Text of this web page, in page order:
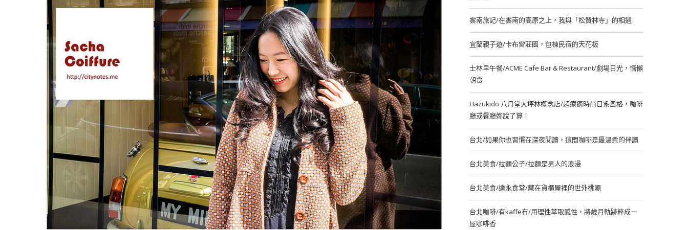
雲南旅記/在雲南的高原之上，我與「松贊林寺」的相遇
宜蘭親子遊/卡布雷莊園，包棟民宿的天花板
士林早午餐/ACME Cafe Bar & Restaurant/劇場日光，慵懶
朝食
Hazukido 八月堂大坪林概念店/超療癒時尚日系風格，咖啡
廳或餐廳妳說了算！
台北/如果你也習慣在深夜閱讀，這間咖啡是最溫柔的伴讀
台北美食/拉麵公子/拉麵是男人的浪漫
台北美食/達永食堂/藏在貨櫃屋裡的世外桃源
台北咖啡/有kaffe冇/用理性萃取感性，將歲月軌跡粹成一
屋咖啡香